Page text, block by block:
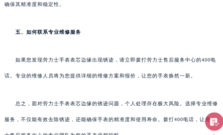
确保其精准度和稳定性。
五、如何联系专业维修服务
如果您发现劳力士手表表芯边缘出现锈迹，请立即拨打劳力士售后服务中心的400电
话。专业的维修人员将为您提供详细的维修方案和报价，让您的手表焕然一新。
总之，面对劳力士手表表芯边缘的锈迹问题，个人处理存在极大风险。选择专业维修
服务，不仅能有效去除锈迹，还能确保手表的精准度和使用寿命。拨打400电话，让劳力